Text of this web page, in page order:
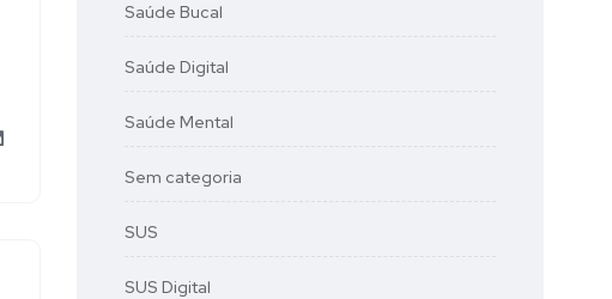
Saúde Bucal
Saúde Digital
Saúde Mental
Sem categoria
SUS
SUS Digital